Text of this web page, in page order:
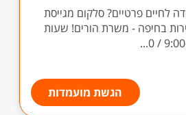
לחיים פרטיים? סלקום מגייסת
בחיפה - משרת הורים! שעות
הגשת מועמדות